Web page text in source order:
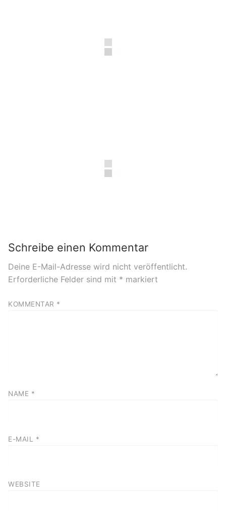
Schreibe einen Kommentar
Deine E-Mail-Adresse wird nicht veröffentlicht.
Erforderliche Felder sind mit * markiert
KOMMENTAR *
NAME *
E-MAIL *
WEBSITE